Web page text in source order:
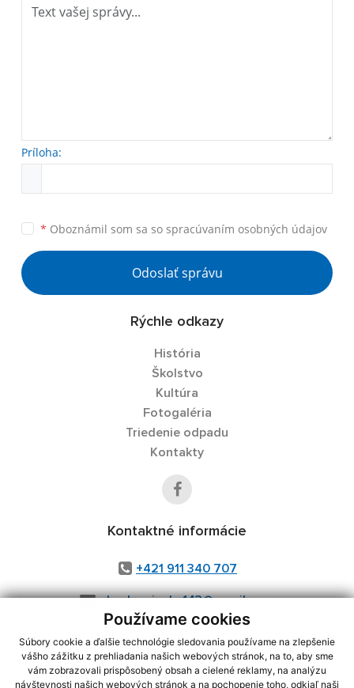
Používame cookies
Súbory cookie a ďalšie technológie sledovania používame na zlepšenie
vášho zážitku z prehliadania našich webových stránok, na to, aby sme
vám zobrazovali prispôsobený obsah a cielené reklamy, na analýzu
návštevnosti našich webových stránok a na pochopenie toho, odkiaľ naši
Príloha:
* Oboznámil som sa so spracúvaním osobných údajov
Odoslať správu
Rýchle odkazy
História
Školstvo
Kultúra
Fotogaléria
Triedenie odpadu
Kontakty
Kontaktné informácie
+421 911 340 707
obeckamienka143@gmail.com
využite možnosť získavania aktuálnych informácií s využitím RSS